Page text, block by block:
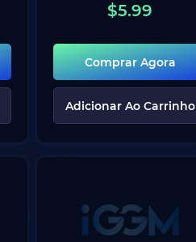
$5.99
Comprar Agora
Adicionar Ao Carrinho